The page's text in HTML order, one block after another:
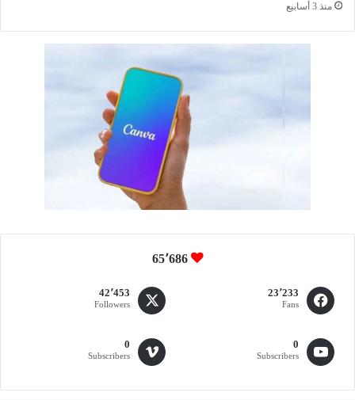
ت
منذ 3 أسابيع
65٬686
23٬233
Fans
42٬453
Followers
0
Subscribers
0
Subscribers